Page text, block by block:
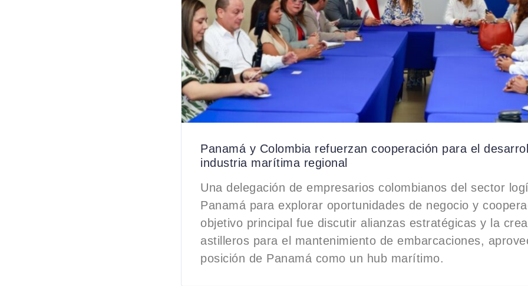
Panamá y Colombia refuerzan cooperación para el
industria marítima regional
Una delegación de empresarios colombianos del sector
Panamá para explorar oportunidades de negocio y
objetivo principal fue discutir alianzas estratégicas y la
astilleros para el mantenimiento de embarcaciones,
posición de Panamá como un hub marítimo.